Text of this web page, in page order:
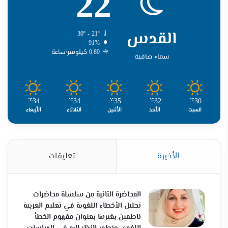
القدس
سماء صافية
30º - 21º
91%
0.89 كيلومتر/ساعة
30
℃
السبت
32
℃
الأحد
35
℃
الأثنين
34
℃
الثلاثاء
34
℃
الأربعاء
الأخيرة تعليقات
المحاضرة الثانية من سلسلة محاضرات
تحليل الأخطاء اللغوية في تعليم العربية
ناطقين بغيرها بعنوان مفهوم الخطأ